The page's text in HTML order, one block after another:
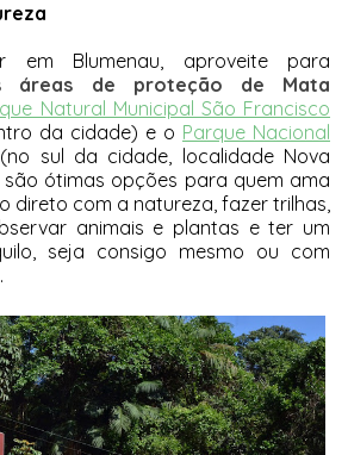
em Blumenau, aproveite para
áreas de proteção de Mata
Natural Municipal São Francisco
da cidade) e o Parque Nacional
sul da cidade, localidade Nova
são ótimas opções para quem ama
direto com a natureza, fazer trilhas,
animais e plantas e ter um
seja consigo mesmo ou com